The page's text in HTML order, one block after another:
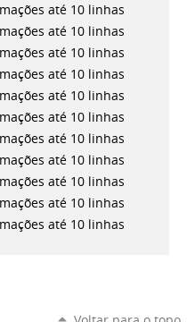
até 10 linhas
até 10 linhas
até 10 linhas
até 10 linhas
até 10 linhas
até 10 linhas
até 10 linhas
até 10 linhas
até 10 linhas
até 10 linhas
até 10 linhas